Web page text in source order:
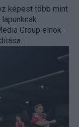
képest több mint
Group elnök-